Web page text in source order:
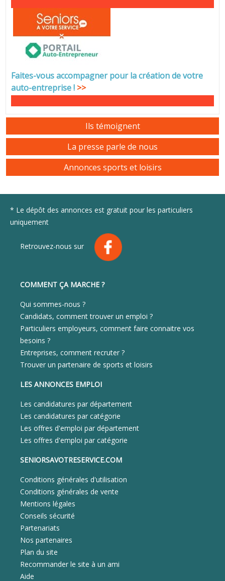
Faites-vous accompagner pour la création de votre
auto-entreprise! >>
Ils témoignent
La presse parle de nous
Annonces sports et loisirs
* Le dépôt des annonces est gratuit pour les particuliers
uniquement
Retrouvez-nous sur
COMMENT ÇA MARCHE ?
Qui sommes-nous ?
Candidats, comment trouver un emploi ?
Particuliers employeurs, comment faire connaitre vos
besoins ?
Entreprises, comment recruter ?
Trouver un partenaire de sports et loisirs
LES ANNONCES EMPLOI
Les candidatures par département
Les candidatures par catégorie
Les offres d'emploi par département
Les offres d'emploi par catégorie
SENIORSAVOTRESERVICE.COM
Conditions générales d'utilisation
Conditions générales de vente
Mentions légales
Conseils sécurité
Partenariats
Nos partenaires
Plan du site
Recommander le site à un ami
Aide